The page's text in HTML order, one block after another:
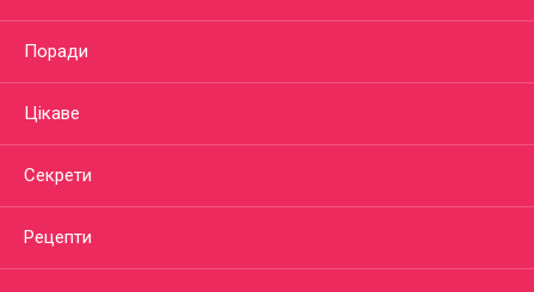
Поради
Цікаве
Секрети
Рецепти